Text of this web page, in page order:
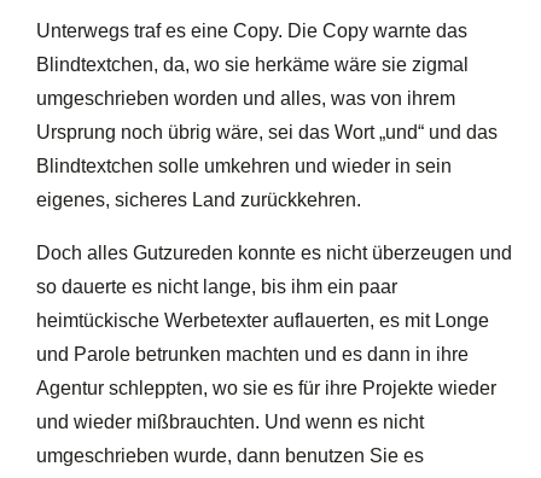
Unterwegs traf es eine Copy. Die Copy warnte das
Blindtextchen, da, wo sie herkäme wäre sie zigmal
umgeschrieben worden und alles, was von ihrem
Ursprung noch übrig wäre, sei das Wort „und“ und das
Blindtextchen solle umkehren und wieder in sein
eigenes, sicheres Land zurückkehren.
Doch alles Gutzureden konnte es nicht überzeugen und
so dauerte es nicht lange, bis ihm ein paar
heimtückische Werbetexter auflauerten, es mit Longe
und Parole betrunken machten und es dann in ihre
Agentur schleppten, wo sie es für ihre Projekte wieder
und wieder mißbrauchten. Und wenn es nicht
umgeschrieben wurde, dann benutzen Sie es